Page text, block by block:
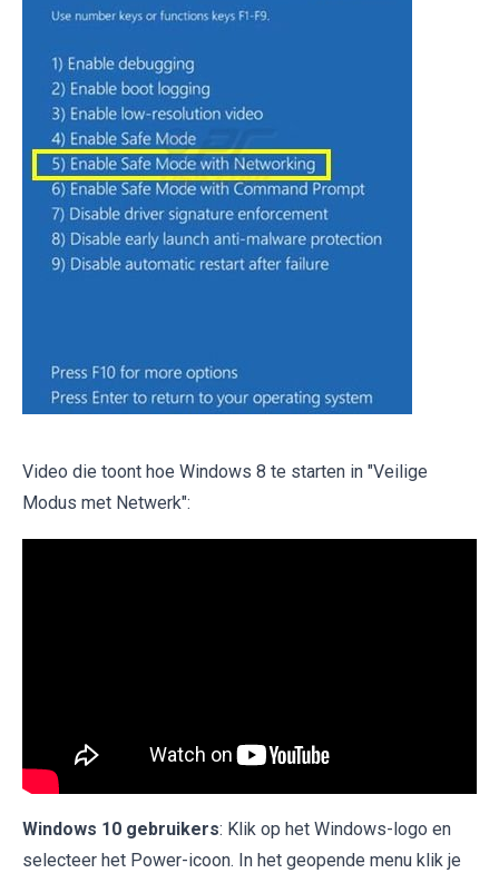
Video die toont hoe Windows 8 te starten in "Veilige
Modus met Netwerk":
Windows 10 gebruikers: Klik op het Windows-logo en
selecteer het Power-icoon. In het geopende menu klik je